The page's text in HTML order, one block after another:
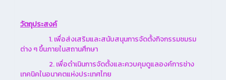
วัตถุประสงค์
1. เพื่อส่งเสริมและสนับสนุนการจัดตั้งกิจกรรมชมรม
ต่าง ๆ ขึ้นภายในสถานศึกษา
2. เพื่อดำเนินการจัดตั้งและควบคุมดูแลองค์การช่าง
เทคนิคในอนาคตแห่งประเทศไทย